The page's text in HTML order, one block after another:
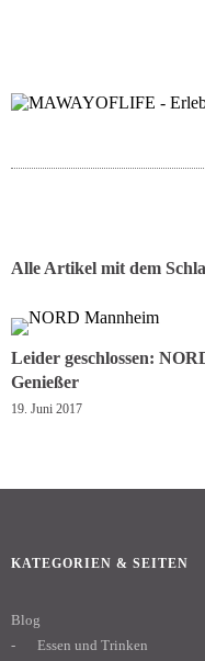
Alle Artikel mit dem
Leider geschlossen:
Genießer
19. Juni 2017
KATEGORIEN & SEITEN
Blog
Essen und Trinken